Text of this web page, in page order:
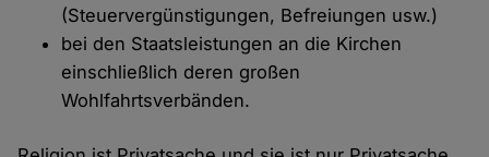
(Steuervergünstigungen, Befreiungen usw.)
bei den Staatsleistungen an die Kirchen
einschließlich deren großen
Wohlfahrtsverbänden.